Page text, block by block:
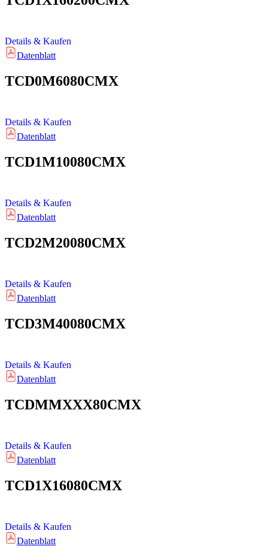
Details & Kaufen
Datenblatt
TCD0M6080CMX
Details & Kaufen
Datenblatt
TCD1M10080CMX
Details & Kaufen
Datenblatt
TCD2M20080CMX
Details & Kaufen
Datenblatt
TCD3M40080CMX
Details & Kaufen
Datenblatt
TCDMMXXX80CMX
Details & Kaufen
Datenblatt
TCD1X16080CMX
Details & Kaufen
Datenblatt